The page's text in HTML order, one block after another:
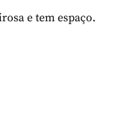
e tem espaço.